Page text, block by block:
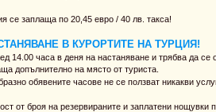
се заплаща по 20,45 евро / 40 лв. такса!
В КУРОРТИТЕ НА ТУРЦИЯ!
часа в деня на настаняване и трябва да се
допълнително на място от туриста.
обявените часове не се ползват никакви
от броя на резервираните и заплатени нощувки